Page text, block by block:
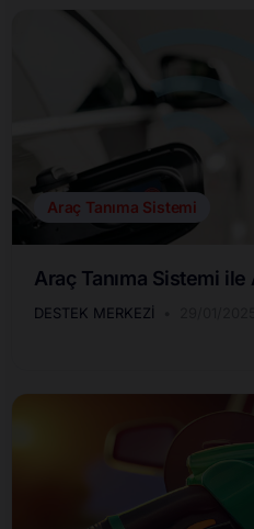
Araç Tanıma Sistemi
Araç Tanıma Sistemi
DESTEK MERKEZI